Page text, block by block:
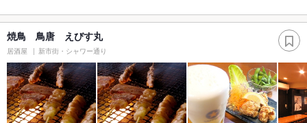
焼鳥 鳥唐 えびす丸
居酒屋 新市街・シャワー通り